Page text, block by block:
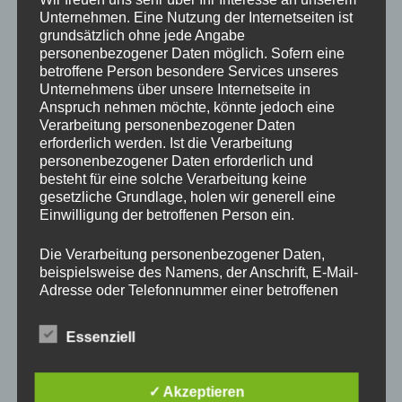
Drechslerei Spitzbart
In diesem zweitägigen Kurs zeig ich Euch die Basics des
drechseln in Längs und Querholz.
Ihr werdet den richtigen Umgang mit der Drehbank und mit
den verschiedenen Spannvorrichtungen lernen. Auch das
Verwenden der Drechseleisen und deren Schärfen werden
wir uns ansehen.
Da in diesem Kurs nur Platz für 2 Schüler ist, bitte schnell
Die Kurskosten belaufen sich auf nur€ 300.– inkl. Ust.
Kurszeiten sind an beiden Tagen von 8 Uhr bis 18 Uhr.
Im Kurspreis enthalten ist Holz (soviel wir brauchen),
Unternehmen. Eine Nutzung der Internetseiten ist
grundsätzlich ohne jede Angabe
personenbezogener Daten möglich. Sofern eine
betroffene Person besondere Services unseres
Unternehmens über unsere Internetseite in
Anspruch nehmen möchte, könnte jedoch eine
Verarbeitung personenbezogener Daten
erforderlich werden. Ist die Verarbeitung
personenbezogener Daten erforderlich und
besteht für eine solche Verarbeitung keine
gesetzliche Grundlage, holen wir generell eine
Einwilligung der betroffenen Person ein.
Die Verarbeitung personenbezogener Daten,
beispielsweise des Namens, der Anschrift, E-Mail-
Adresse oder Telefonnummer einer betroffenen
Datenschutz-Grundverordnung und in
Übereinstimmung mit den für uns geltenden
Unternehmen die Öffentlichkeit über Art, Umfang
Essenziell
✓ Akzeptieren